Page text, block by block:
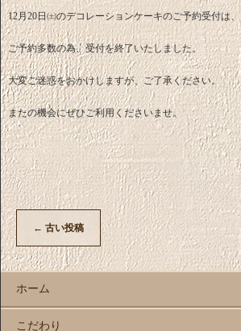
12月20日㈯のデコレーションケーキのご予約受付は、
ご予約多数の為、受付を終了いたしました。
大変ご迷惑をおかけしますが、ご了承ください。
またの機会にぜひご利用くださいませ。
← 古い投稿
ホーム
こだわり